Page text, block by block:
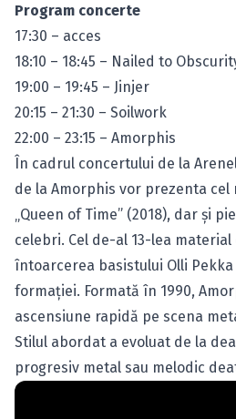
Program concerte
17:30 – acces
18:10 – 18:45 – Nailed to
19:00 – 19:45 – Jinjer
20:15 – 21:30 – Soilwork
22:00 – 23:15 – Amorphis
În cadrul concertului de la
de la Amorphis vor prezenta cel
„Queen of Time” (2018), dar şi
celebri. Cel de-al 13-lea
întoarcerea basistului Olli
formaţiei. Formată în 1990,
ascensiune rapidă pe scena
Stilul abordat a evoluat de la
progresiv metal sau melodic